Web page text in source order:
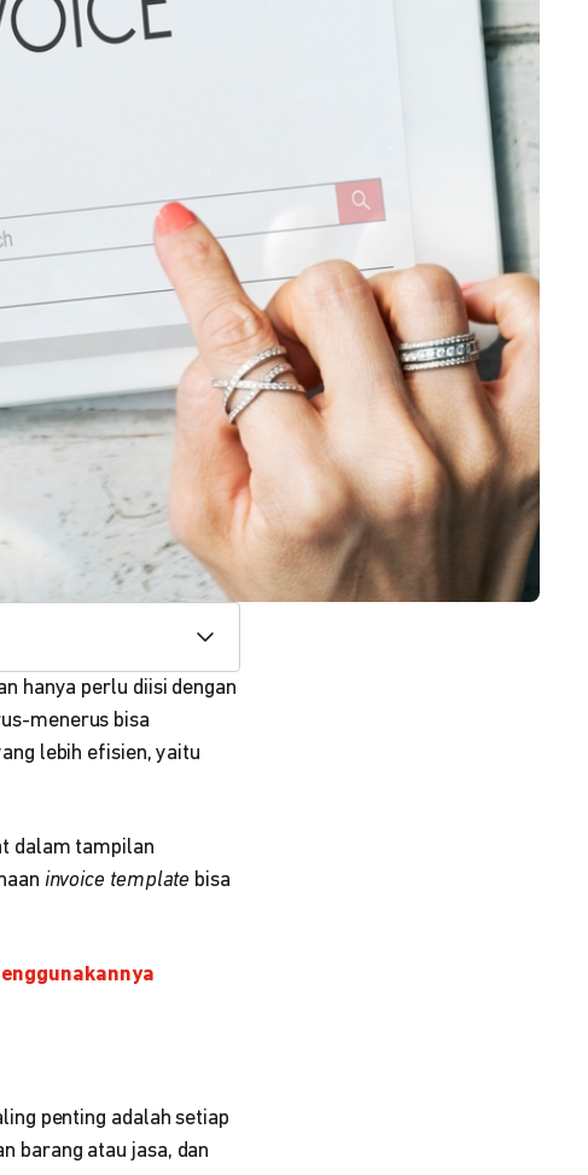
hanya perlu diisi dengan
menerus bisa
lebih efisien, yaitu
dalam tampilan
invoice template bisa
penting adalah setiap
barang atau jasa, dan